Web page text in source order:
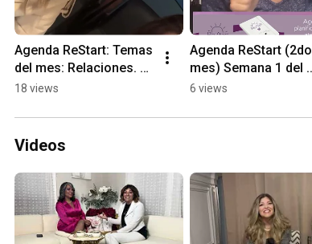
Agenda ReStart: Temas
del mes: Relaciones.
Tema de la semana:
18 views
Agenda ReStart (2do
mes) Semana 1 del
tema: Relaciones
6 views
Videos